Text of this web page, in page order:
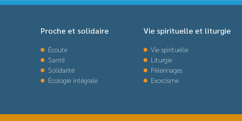
Proche et solidaire
Écoute
Santé
Solidarité
Écologie intégrale
Vie spirituelle et liturgie
Vie spirituelle
Liturgie
Pèlerinages
Exorcisme